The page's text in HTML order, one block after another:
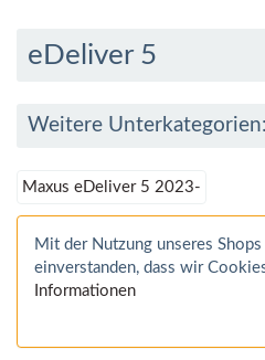
eDeliver 5
Weitere Unterkategorien:
Maxus eDeliver 5 2023-
Mit der Nutzung unseres
einverstanden, dass wir
Informationen